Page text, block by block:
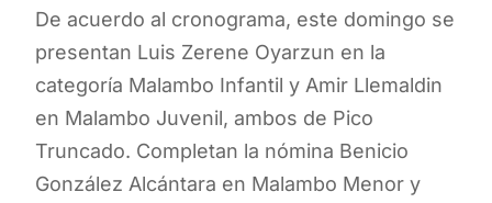
De acuerdo al cronograma, este domingo se
presentan Luis Zerene Oyarzun en la
categoría Malambo Infantil y Amir Llemaldin
en Malambo Juvenil, ambos de Pico
Truncado. Completan la nómina Benicio
González Alcántara en Malambo Menor y